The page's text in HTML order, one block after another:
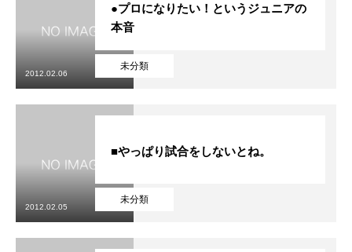
未分類
●プロになりたい！というジュニアの
本音
2012.02.06
未分類
■やっぱり試合をしないとね。
2012.02.05